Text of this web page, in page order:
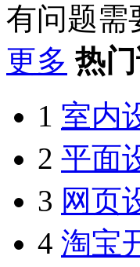
有问题需
更多 热
1 室内
2 平面
3 网页
4 淘宝